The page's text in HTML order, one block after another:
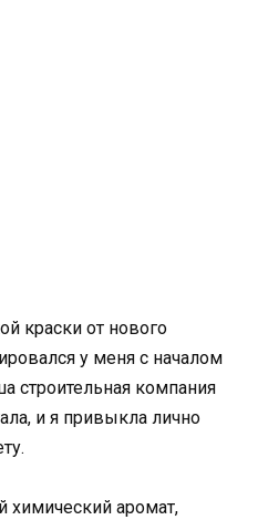
краски от нового
у меня с началом
строительная компания
и я привыкла лично
химический аромат,